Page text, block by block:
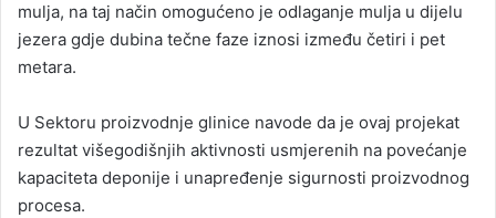
mulja, na taj način omogućeno je odlaganje mulja u dijelu
jezera gdje dubina tečne faze iznosi između četiri i pet
metara.
U Sektoru proizvodnje glinice navode da je ovaj projekat
rezultat višegodišnjih aktivnosti usmjerenih na povećanje
kapaciteta deponije i unapređenje sigurnosti proizvodnog
procesa.